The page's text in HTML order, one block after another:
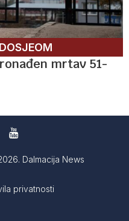
mrtav 51-
Dalmacija News
privatnosti